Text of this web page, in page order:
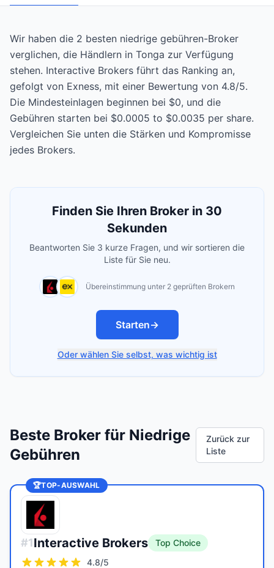
Wir haben die 2 besten niedrige gebühren-Broker
verglichen, die Händlern in Tonga zur Verfügung
stehen. Interactive Brokers führt das Ranking an,
gefolgt von Exness, mit einer Bewertung von 4.8/5.
Die Mindesteinlagen beginnen bei $0, und die
Gebühren starten bei $0.0005 to $0.0035 per share.
Vergleichen Sie unten die Stärken und Kompromisse
jedes Brokers.
Finden Sie Ihren Broker in 30
Sekunden
Beantworten Sie 3 kurze Fragen, und wir sortieren die
Liste für Sie neu.
Übereinstimmung unter 2 geprüften Brokern
Starten→
Oder wählen Sie selbst, was wichtig ist
Beste Broker für Niedrige
Gebühren
Zurück zur
Liste
🏆TOP-AUSWAHL
#1Interactive Brokers
Top Choice
4.8/5